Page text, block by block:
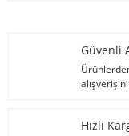
Güvenli
Hızlı